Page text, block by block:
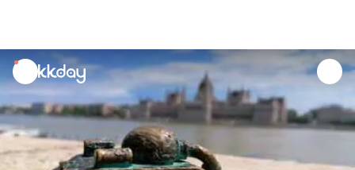
unread
notifications